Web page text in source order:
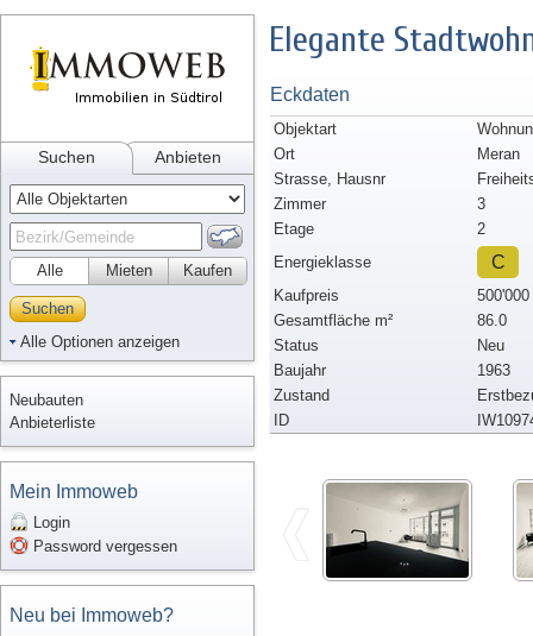
Suchen Anbieten
Alle Kaufen
Mieten
Suchen
Alle Optionen anzeigen
Neubauten
Anbieterliste
Mein Immoweb
Login
Password vergessen
Neu bei Immoweb?
Elegante
Eckdaten
Objektart
Ort
Meran
Strasse, Hausnr
Zimmer
3
Etage
2
Energieklasse
C
Kaufpreis
500'000
Gesamtfläche m²
86.0
Status
Neu
Baujahr
1963
Zustand
ID